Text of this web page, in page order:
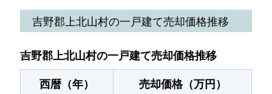
吉野郡上北山村の一戸建て売却価格推移
吉野郡上北山村の一戸建て売却価格推移
西暦（年）
売却価格（万円）